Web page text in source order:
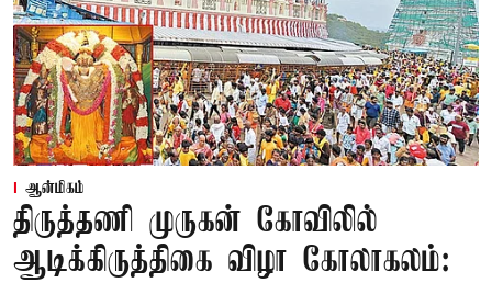
ஆன்மிகம்
திருத்தணி முருகன் கோவிலில்
ஆடிக்கிருத்திகை விழா கோலாகலம்: